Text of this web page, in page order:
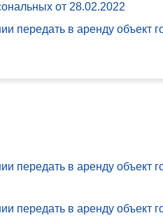
от 28.02.2022
в аренду объект
в аренду объект
в аренду объект